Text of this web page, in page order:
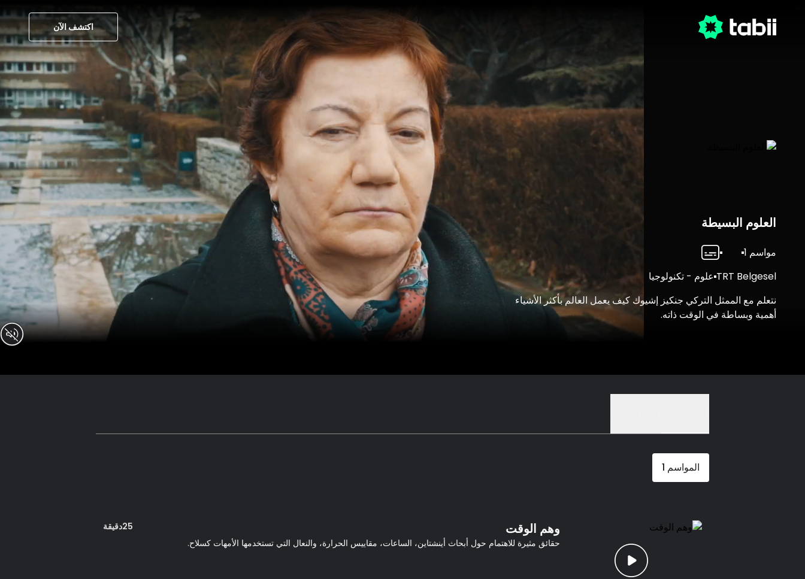
اكتشف الآن
العلوم البسيطة
مواسم 1
TRT Belgesel علوم - تكنولوجيا
نتعلم مع الممثل التركي جنكيز إشيوك كيف يعمل العالم بأكثر الأشياء
أهمية وبساطة في الوقت ذاته.
المواسم 1
وهم الوقت
25دقيقة
حقائق مثيرة للاهتمام حول أبحاث أينشتاين، الساعات، مقاييس الحرارة، والنعال التي تستخدمها الأمهات كسلاح.